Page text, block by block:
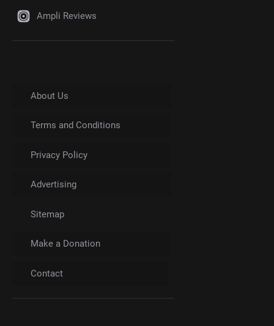
Ampli Reviews
About Us
Terms and Conditions
Privacy Policy
Advertising
Sitemap
Make a Donation
Contact